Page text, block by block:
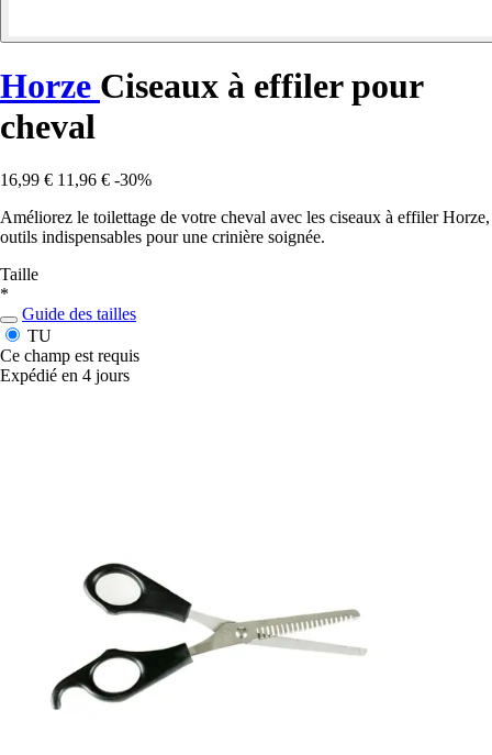
Horze Ciseaux à effiler pour
cheval
16,99 € 11,96 € -30%
Améliorez le toilettage de votre cheval avec les ciseaux à effiler Horze,
outils indispensables pour une crinière soignée.
Taille
*
Guide des tailles
TU
Ce champ est requis
Expédié en 4 jours